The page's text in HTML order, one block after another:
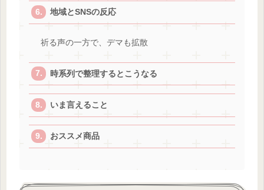
地域とSNSの反応
祈る声の一方で、デマも拡散
時系列で整理するとこうなる
いま言えること
おススメ商品